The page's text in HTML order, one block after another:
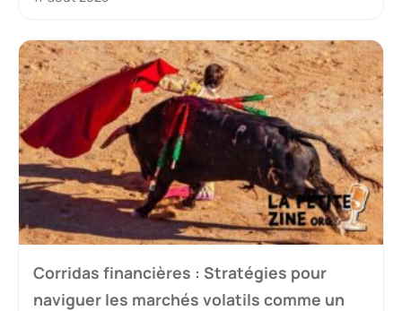
Corridas financières : Stratégies pour
naviguer les marchés volatils comme un